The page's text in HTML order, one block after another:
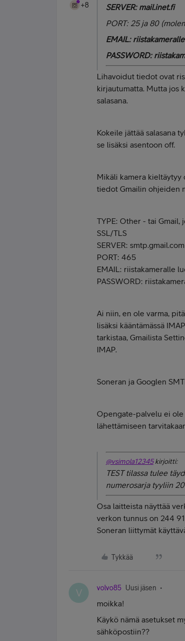
+8
SERVER: mail.inet.fi
PORT: 25 ja 80
EMAIL:
PASSWORD:
Lihavoidut tiedot ovat
kirjautumatta. Mutta jos
salasana.
Kokeile jättää salasana
se lisäksi asentoon off.
Mikäli kamera
tiedot Gmailin ohjeiden
TYPE: Other - tai Gmail,
SSL/TLS
SERVER: smtp.gmail.com
PORT: 465
EMAIL: riistakameralle
PASSWORD:
Ai niin, en ole varma,
lisäksi kääntämässä
tarkistaa, Gmailista
IMAP.
Soneran ja Googlen
Opengate-palvelu ei
lähettämiseen
@vsimola12345kirjoitti:
TEST tilassa tulee
numerosarja tyyliin
Osa laitteista näyttää
verkon tunnus on 244
Soneran liittymät
Tykkää
V volvo85 Uusi jäsen
moikka!
Käykö nämä asetukset
sähköpostiin??